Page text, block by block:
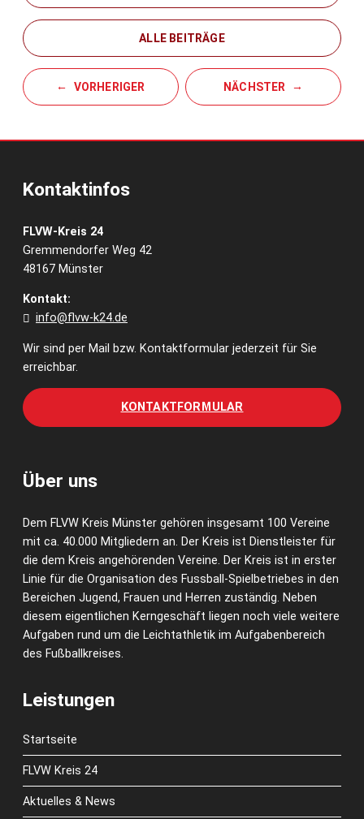
ALLE BEITRÄGE
VORHERIGER NÄCHSTER
Kontaktinfos
FLVW-Kreis 24
Gremmendorfer Weg 42
48167 Münster
Kontakt:
info@flvw-k24.de
Wir sind per Mail bzw. Kontaktformular jederzeit für Sie
erreichbar.
KONTAKTFORMULAR
Über uns
Dem FLVW Kreis Münster gehören insgesamt 100 Vereine
mit ca. 40.000 Mitgliedern an. Der Kreis ist Dienstleister für
die dem Kreis angehörenden Vereine. Der Kreis ist in erster
Linie für die Organisation des Fussball-Spielbetriebes in den
Bereichen Jugend, Frauen und Herren zuständig. Neben
diesem eigentlichen Kerngeschäft liegen noch viele weitere
Aufgaben rund um die Leichtathletik im Aufgabenbereich
des Fußballkreises.
Leistungen
Startseite
FLVW Kreis 24
Aktuelles & News